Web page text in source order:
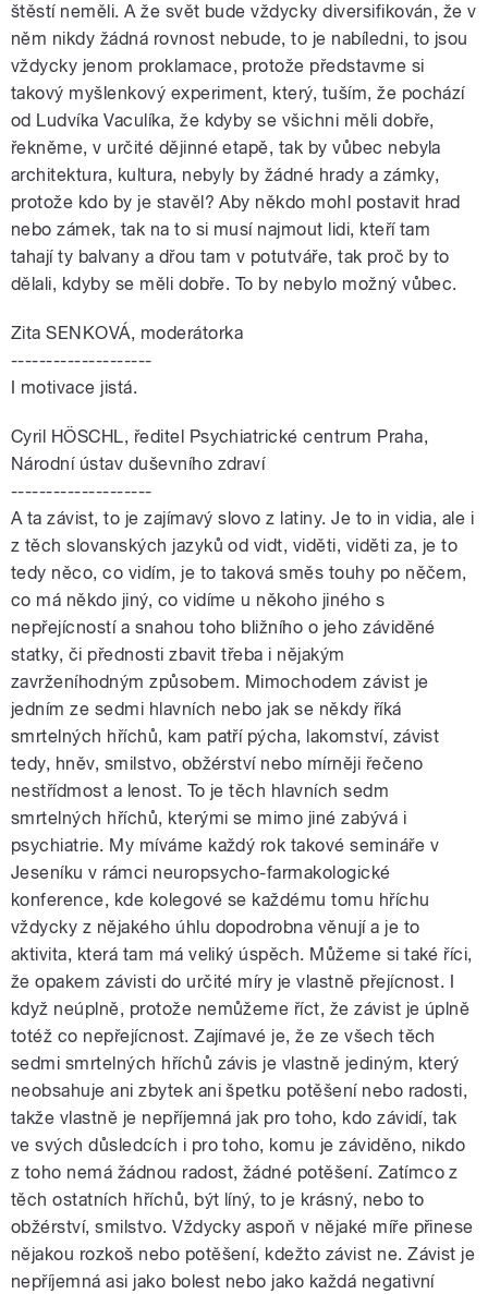
štěstí neměli. A že svět bude vždycky diversifikován, že v
něm nikdy žádná rovnost nebude, to je nabíledni, to jsou
vždycky jenom proklamace, protože představme si
takový myšlenkový experiment, který, tuším, že pochází
od Ludvíka Vaculíka, že kdyby se všichni měli dobře,
řekněme, v určité dějinné etapě, tak by vůbec nebyla
architektura, kultura, nebyly by žádné hrady a zámky,
protože kdo by je stavěl? Aby někdo mohl postavit hrad
nebo zámek, tak na to si musí najmout lidi, kteří tam
tahají ty balvany a dřou tam v potutváře, tak proč by to
dělali, kdyby se měli dobře. To by nebylo možný vůbec.
Zita SENKOVÁ, moderátorka
--------------------
I motivace jistá.
Cyril HÖSCHL, ředitel Psychiatrické centrum Praha,
Národní ústav duševního zdraví
--------------------
A ta závist, to je zajímavý slovo z latiny. Je to in vidia, ale i
z těch slovanských jazyků od vidt, viděti, viděti za, je to
tedy něco, co vidím, je to taková směs touhy po něčem,
co má někdo jiný, co vidíme u někoho jiného s
nepřejícností a snahou toho bližního o jeho záviděné
statky, či přednosti zbavit třeba i nějakým
zavrženíhodným způsobem. Mimochodem závist je
jedním ze sedmi hlavních nebo jak se někdy říká
smrtelných hříchů, kam patří pýcha, lakomství, závist
tedy, hněv, smilstvo, obžérství nebo mírněji řečeno
nestřídmost a lenost. To je těch hlavních sedm
smrtelných hříchů, kterými se mimo jiné zabývá i
psychiatrie. My míváme každý rok takové semináře v
Jeseníku v rámci neuropsycho-farmakologické
konference, kde kolegové se každému tomu hříchu
vždycky z nějakého úhlu dopodrobna věnují a je to
aktivita, která tam má veliký úspěch. Můžeme si také říci,
že opakem závisti do určité míry je vlastně přejícnost. I
když neúplně, protože nemůžeme říct, že závist je úplně
totéž co nepřejícnost. Zajímavé je, že ze všech těch
sedmi smrtelných hříchů závis je vlastně jediným, který
neobsahuje ani zbytek ani špetku potěšení nebo radosti,
takže vlastně je nepříjemná jak pro toho, kdo závidí, tak
ve svých důsledcích i pro toho, komu je záviděno, nikdo
z toho nemá žádnou radost, žádné potěšení. Zatímco z
těch ostatních hříchů, být líný, to je krásný, nebo to
obžérství, smilstvo. Vždycky aspoň v nějaké míře přinese
nějakou rozkoš nebo potěšení, kdežto závist ne. Závist je
nepříjemná asi jako bolest nebo jako každá negativní